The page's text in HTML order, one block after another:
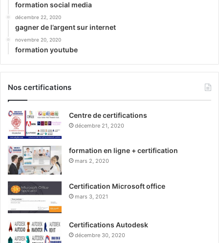
formation social media
décembre 22, 2020
gagner de l’argent sur internet
novembre 20, 2020
formation youtube
Nos certifications
Centre de certifications
décembre 21, 2020
formation en ligne + certification
mars 2, 2020
Certification Microsoft office
mars 3, 2021
Certifications Autodesk
décembre 30, 2020